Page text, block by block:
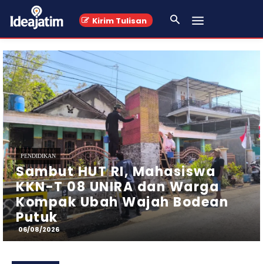
Kirim Tulisan
PERISTIWA
Helikopter Basarnas
Melakukan Penyisiran Udara Di
Perairan Utara Kab. Sumenep,
Madura
06/08/2026